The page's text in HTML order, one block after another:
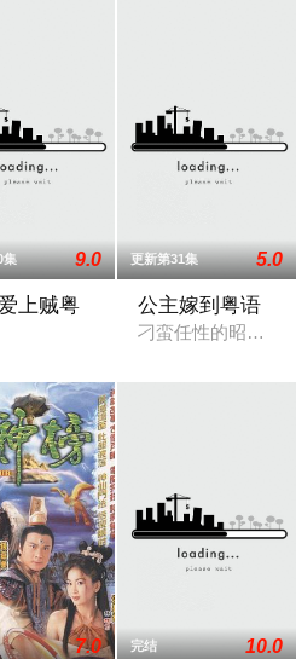
名商界精英，但受老板所托极不
集 9.0
上贼粤
更新第31集 5.0
公主嫁到粤语
刁蛮任性的昭阳公
7.0 完结 10.0